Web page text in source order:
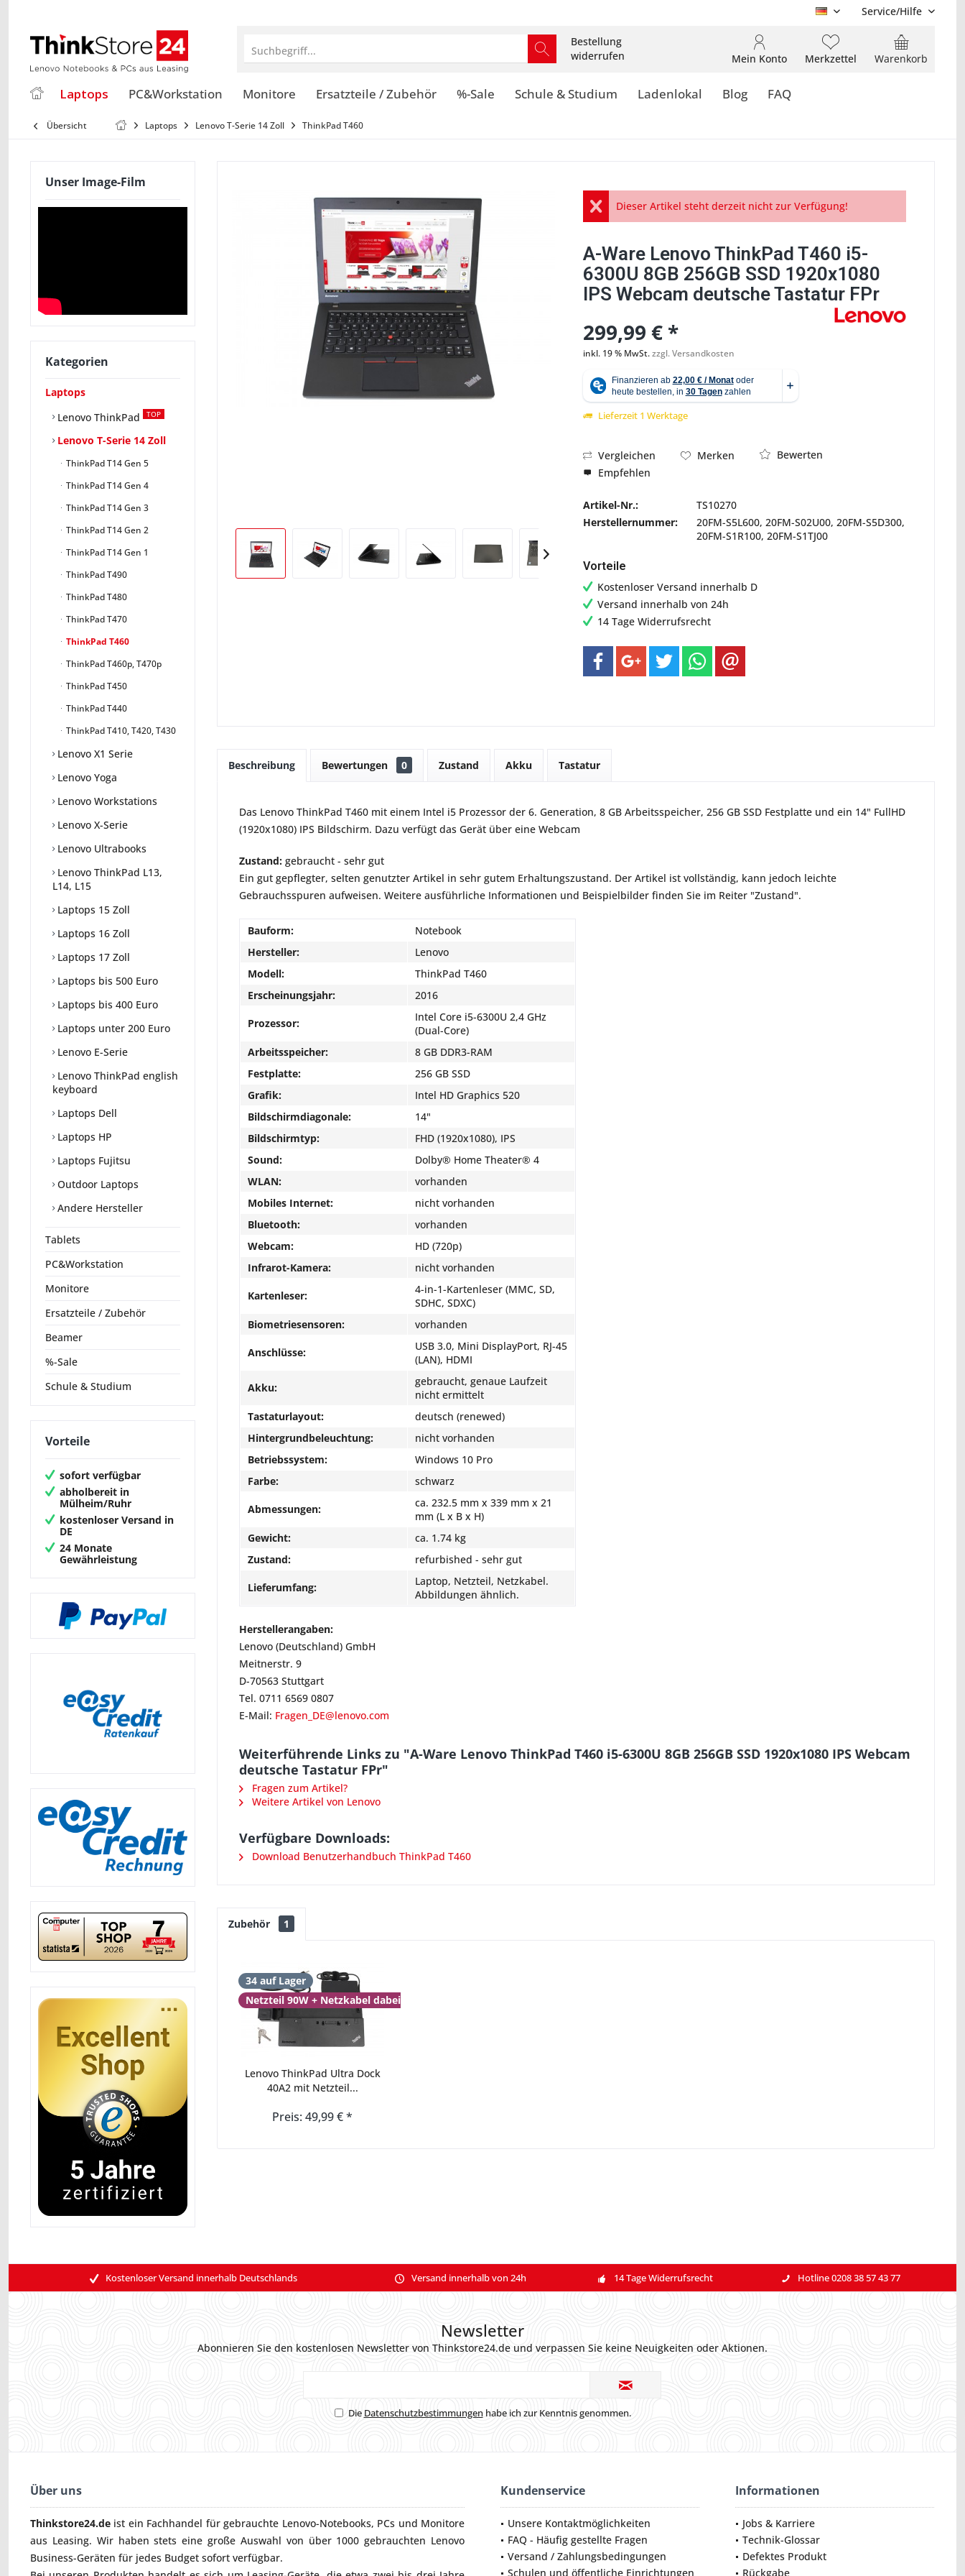
DE Service/Hilfe
Suchbegriff...
Bestellung
widerrufen
Warenkorb
Merkzettel
Mein Konto
Laptops PC&Workstation Monitore Ersatzteile / Zubehör %-Sale Schule & Studium Ladenlokal Blog FAQ
Übersicht Laptops Lenovo T-Serie 14 Zoll ThinkPad T460
Unser Image-Film
Kategorien
Laptops
Lenovo ThinkPad
TOP
Lenovo T-Serie 14 Zoll
ThinkPad T14 Gen 5
ThinkPad T14 Gen 4
ThinkPad T14 Gen 3
ThinkPad T14 Gen 2
ThinkPad T14 Gen 1
ThinkPad T490
ThinkPad T480
ThinkPad T470
ThinkPad T460
ThinkPad T460p, T470p
ThinkPad T450
ThinkPad T440
ThinkPad T410, T420, T430
Lenovo X1 Serie
Lenovo Yoga
Lenovo Workstations
Lenovo X-Serie
Lenovo Ultrabooks
Lenovo ThinkPad L13,
L14, L15
Laptops 15 Zoll
Laptops 16 Zoll
Laptops 17 Zoll
Laptops bis 500 Euro
Laptops bis 400 Euro
Laptops unter 200 Euro
Lenovo E-Serie
Lenovo ThinkPad english
keyboard
Laptops Dell
Laptops HP
Laptops Fujitsu
Outdoor Laptops
Andere Hersteller
Tablets
PC&Workstation
Monitore
Ersatzteile / Zubehör
Beamer
%-Sale
Schule & Studium
Vorteile
sofort verfügbar
abholbereit in
Mülheim/Ruhr
kostenloser Versand in
DE
24 Monate
Gewährleistung
Abbildung ähnlich
Dieser Artikel steht derzeit nicht zur Verfügung!
A-Ware Lenovo ThinkPad T460 i5-
6300U 8GB 256GB SSD 1920x1080
IPS Webcam deutsche Tastatur FPr
299,99 € *
inkl. 19 % MwSt.zzgl. Versandkosten
Lieferzeit 1 Werktage
Vergleichen Merken
Bewerten
Empfehlen
Artikel-Nr.:
TS10270
Herstellernummer:
20FM-S5L600, 20FM-S02U00, 20FM-S5D300,
20FM-S1R100, 20FM-S1TJ00
Vorteile
Kostenloser Versand innerhalb D
Versand innerhalb von 24h
14 Tage Widerrufsrecht
Beschreibung Bewertungen 0 Zustand Akku Tastatur
Das Lenovo ThinkPad T460 mit einem Intel i5 Prozessor der 6. Generation, 8 GB Arbeitsspeicher, 256 GB SSD Festplatte und ein 14" FullHD
(1920x1080) IPS Bildschirm. Dazu verfügt das Gerät über eine Webcam
Zustand: gebraucht - sehr gut
Ein gut gepflegter, selten genutzter Artikel in sehr gutem Erhaltungszustand. Der Artikel ist vollständig, kann jedoch leichte
Gebrauchsspuren aufweisen. Weitere ausführliche Informationen und Beispielbilder finden Sie im Reiter "Zustand".
Bauform:
Notebook
Hersteller:
Lenovo
Modell:
ThinkPad T460
Erscheinungsjahr:
2016
Prozessor:
Intel Core i5-6300U 2,4 GHz
(Dual-Core)
Arbeitsspeicher:
8 GB DDR3-RAM
Festplatte:
256 GB SSD
Grafik:
Intel HD Graphics 520
Bildschirmdiagonale:
14"
Bildschirmtyp:
FHD (1920x1080), IPS
Sound:
Dolby® Home Theater® 4
WLAN:
vorhanden
Mobiles Internet:
nicht vorhanden
Bluetooth:
vorhanden
Webcam:
HD (720p)
Infrarot-Kamera:
nicht vorhanden
Kartenleser:
4-in-1-Kartenleser (MMC, SD,
SDHC, SDXC)
Biometriesensoren:
vorhanden
Anschlüsse:
USB 3.0, Mini DisplayPort, RJ-45
(LAN), HDMI
Akku:
gebraucht, genaue Laufzeit
nicht ermittelt
Tastaturlayout:
deutsch (renewed)
Hintergrundbeleuchtung:
nicht vorhanden
Betriebssystem:
Windows 10 Pro
Farbe:
schwarz
Abmessungen:
ca. 232.5 mm x 339 mm x 21
mm (L x B x H)
Gewicht:
ca. 1.74 kg
Zustand:
refurbished - sehr gut
Lieferumfang:
Laptop, Netzteil, Netzkabel.
Abbildungen ähnlich.
Herstellerangaben:
Lenovo (Deutschland) GmbH
Meitnerstr. 9
D-70563 Stuttgart
Tel. 0711 6569 0807
E-Mail: Fragen_DE@lenovo.com
Weiterführende Links zu "A-Ware Lenovo ThinkPad T460 i5-6300U 8GB 256GB SSD 1920x1080 IPS Webcam
deutsche Tastatur FPr"
Fragen zum Artikel?
Weitere Artikel von Lenovo
Verfügbare Downloads:
Download Benutzerhandbuch ThinkPad T460
Zubehör 1
34 auf Lager
Netzteil 90W + Netzkabel dabei
Lenovo ThinkPad Ultra Dock
40A2 mit Netzteil...
Preis: 49,99 € *
Kostenloser Versand innerhalb Deutschlands Versand innerhalb von 24h 14 Tage Widerrufsrecht Hotline 0208 38 57 43 77
Newsletter
Abonnieren Sie den kostenlosen Newsletter von Thinkstore24.de und verpassen Sie keine Neuigkeiten oder Aktionen.
Die Datenschutzbestimmungen habe ich zur Kenntnis genommen.
Über uns
Thinkstore24.de ist ein Fachhandel für gebrauchte Lenovo-Notebooks, PCs und Monitore
aus Leasing. Wir haben stets eine große Auswahl von über 1000 gebrauchten Lenovo
Business-Geräten für jedes Budget sofort verfügbar.
Kundenservice
Unsere Kontaktmöglichkeiten
FAQ - Häufig gestellte Fragen
Versand / Zahlungsbedingungen
Schulen und öffentliche Einrichtungen
Informationen
Jobs & Karriere
Technik-Glossar
Defektes Produkt
Rückgabe